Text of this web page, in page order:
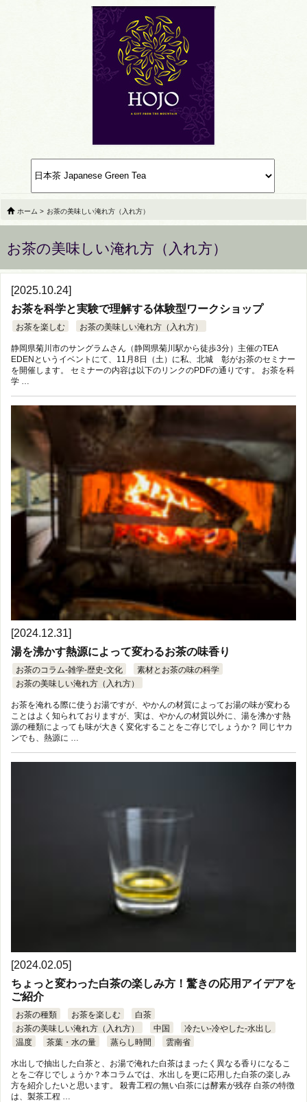
ホーム > お茶の美味しい淹れ方（入れ方）
お茶の美味しい淹れ方（入れ方）
[2025.10.24]
お茶を科学と実験で理解する体験型ワークショップ
お茶を楽しむ お茶の美味しい淹れ方（入れ方）
静岡県菊川市のサングラムさん（静岡県菊川駅から徒歩3分）主催のTEA
EDENというイベントにて、11月8日（土）に私、北城 彰がお茶のセミナー
を開催します。 セミナーの内容は以下のリンクのPDFの通りです。 お茶を科
学 …
[2024.12.31]
湯を沸かす熱源によって変わるお茶の味香り
お茶のコラム-雑学-歴史-文化
素材とお茶の味の科学
お茶の美味しい淹れ方（入れ方）
お茶を淹れる際に使うお湯ですが、やかんの材質によってお湯の味が変わる
ことはよく知られておりますが、実は、やかんの材質以外に、湯を沸かす熱
源の種類によっても味が大きく変化することをご存じでしょうか？ 同じヤカ
ンでも、熱源に …
[2024.02.05]
ちょっと変わった白茶の楽しみ方！驚きの応用アイデアを
ご紹介
お茶の種類 お茶を楽しむ
白茶
お茶の美味しい淹れ方（入れ方）
中国
冷たい-冷やした-水出し
温度
茶葉・水の量 蒸らし時間 雲南省
水出しで抽出した白茶と、お湯で淹れた白茶はまったく異なる香りになるこ
とをご存じでしょうか？本コラムでは、水出しを更に応用した白茶の楽しみ
方を紹介したいと思います。 殺青工程の無い白茶には酵素が残存 白茶の特徴
は、製茶工程 …